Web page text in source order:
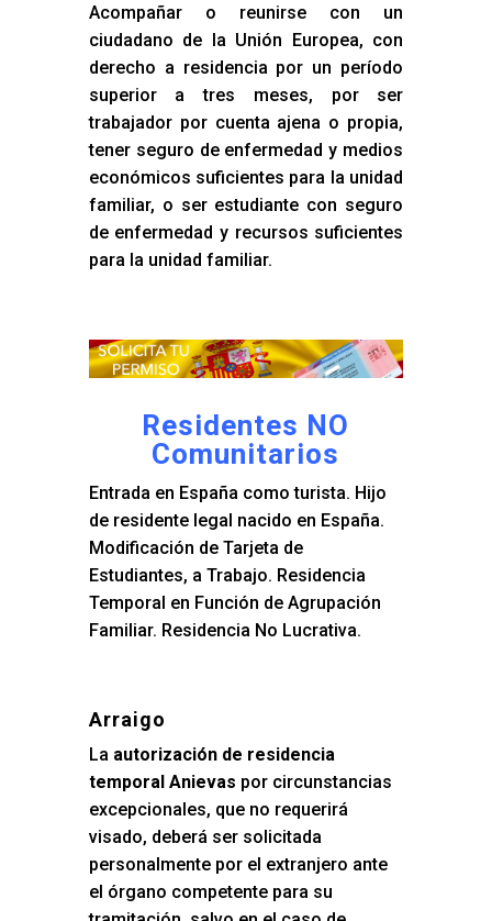
Acompañar o reunirse con un
ciudadano de la Unión Europea, con
derecho a residencia por un período
superior a tres meses, por ser
trabajador por cuenta ajena o propia,
tener seguro de enfermedad y medios
económicos suficientes para la unidad
familiar, o ser estudiante con seguro
de enfermedad y recursos suficientes
para la unidad familiar.
Residentes NO
Comunitarios
Entrada en España como turista. Hijo
de residente legal nacido en España.
Modificación de Tarjeta de
Estudiantes, a Trabajo. Residencia
Temporal en Función de Agrupación
Familiar. Residencia No Lucrativa.
Arraigo
La autorización de residencia
temporal Anievas por circunstancias
excepcionales, que no requerirá
visado, deberá ser solicitada
personalmente por el extranjero ante
el órgano competente para su